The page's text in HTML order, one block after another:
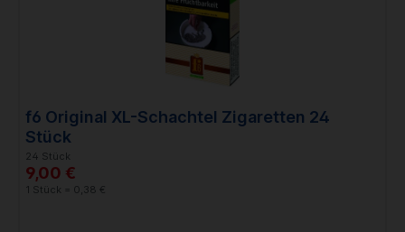
n
t
i
y
f6 Original XL-Schachtel Zigaretten 24
Stück
24 Stück
9,00 €
1 Stück = 0,38 €